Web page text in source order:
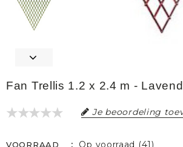
Fan Trellis 1.2 x 2.4 m -
Je beoordeling
VOORRAAD Op voorraad (41)